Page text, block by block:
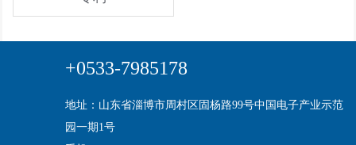
+0533-7985178
地址：山东省淄博市周村区固杨路99号中国电子产业示范
园一期1号